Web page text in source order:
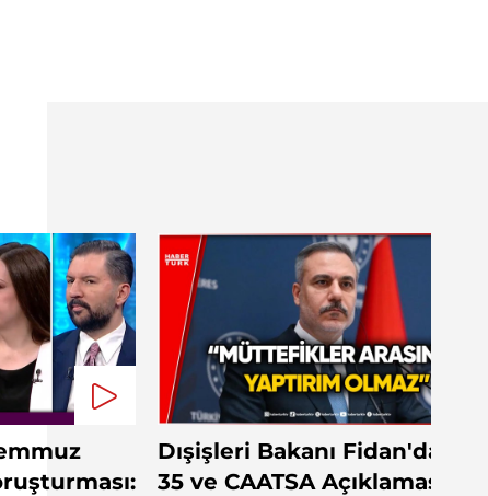
Dışişleri Bakanı Fidan'dan F-
35 ve CAATSA Açıklaması!